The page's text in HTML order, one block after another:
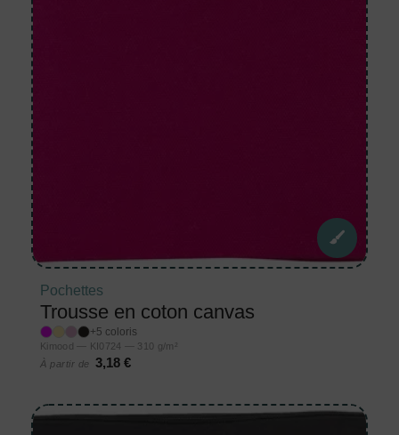
Pochettes
Trousse en coton canvas
+5 coloris
Kimood — KI0724 — 310 g/m²
À partir de
3,18 €